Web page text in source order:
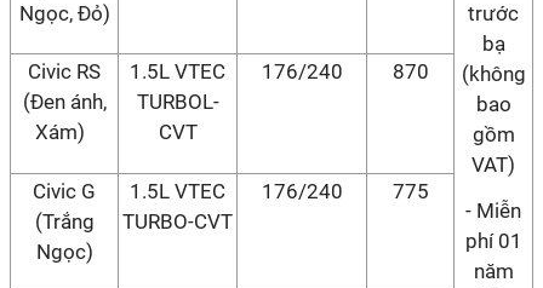
Ngọc, Đỏ)
trước
bạ
(không
bao
gồm
VAT)
- Miễn
phí 01
năm
Civic RS
(Đen ánh,
Xám)
1.5L VTEC
TURBOL-
CVT
176/240 870
Civic G
(Trắng
Ngọc)
1.5L VTEC
TURBO-CVT
176/240 775